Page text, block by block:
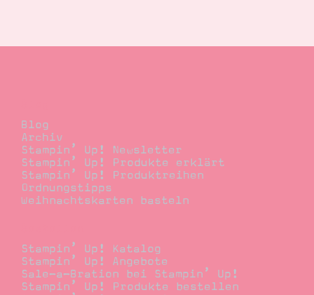
Blog
Archiv
Stampin’ Up! Newsletter
Stampin’ Up! Produkte erklärt
Stampin’ Up! Produktreihen
Ordnungstipps
Weihnachtskarten basteln
Stampin’ Up! Katalog
Stampin’ Up! Angebote
Sale-a-Bration bei Stampin’ Up!
Stampin’ Up! Produkte bestellen